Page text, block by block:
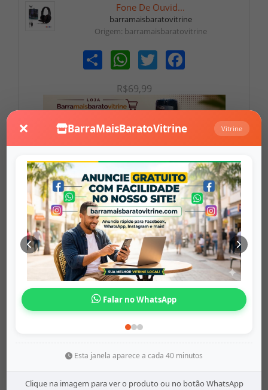
× BarraMaisBaratoVitrine Vitrine
Falar no WhatsApp
Esta janela aparece a cada 40 minutos
Clique na imagem para ver o produto ou no botão WhatsApp
Fone De Ouvid...
barramaisbaratovitrine
Origem: barramaisbaratovitrine
Share WhatsAppTwitter Facebook
R$69,99
kit 3 copos c...
barramaisbaratovitrine
Origem: barramaisbaratovitrine
Share WhatsAppTwitter Facebook